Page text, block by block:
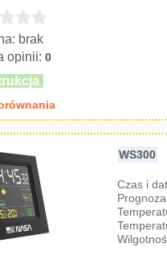
brak
opinii:0
WS300
Czas i